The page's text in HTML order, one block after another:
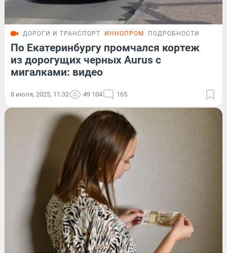
ДОРОГИ И ТРАНСПОРТ ИННОПРОМ ПОДРОБНОСТИ
По Екатеринбургу промчался кортеж
из дорогущих черных Aurus с
мигалками: видео
8 июля, 2025, 11:32 49 104 165